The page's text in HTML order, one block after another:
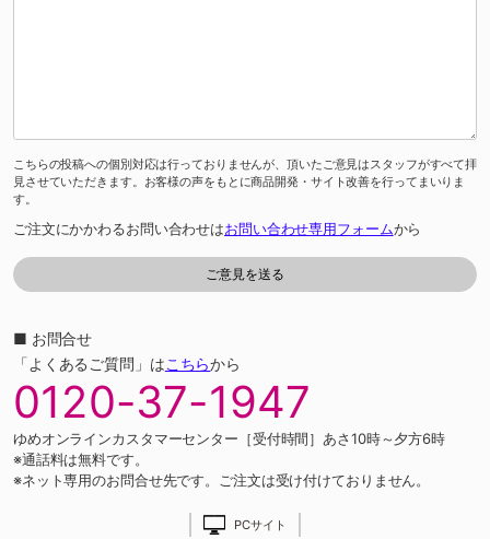
こちらの投稿への個別対応は行っておりませんが、頂いたご意見はスタッフがすべて拝
見させていただきます。お客様の声をもとに商品開発・サイト改善を行ってまいりま
す。
ご注文にかかわるお問い合わせはお問い合わせ専用フォームから
■ お問合せ
「よくあるご質問」はこちらから
0120-37-1947
ゆめオンラインカスタマーセンター［受付時間］あさ10時～夕方6時
※通話料は無料です。
※ネット専用のお問合せ先です。ご注文は受け付けておりません。
PCサイト